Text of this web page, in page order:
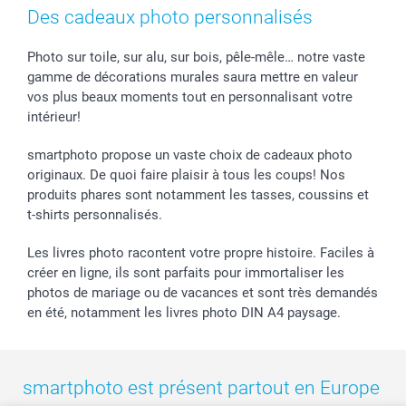
Cadres photo & accessoires déco
Stickers & Etiquettes
Chèque Cadeau
Mentions Légales
Affiliation
Investor Relations
B2B smartbusiness
Fête des Mères
Confirmation ou communion
Mariage
Fête d'anniversaire
Tous les évènements
Tarifs et frais de livraison
Livraison en 48 heures
Modes de Paiement
Identifiez-vous
Statut de ma commande
smarfriends
smartgarantie
smartbonus
Des cadeaux photo personnalisés
Photo sur toile, sur alu, sur bois, pêle-mêle… notre vaste
gamme de décorations murales saura mettre en valeur
vos plus beaux moments tout en personnalisant votre
intérieur!
smartphoto propose un vaste choix de cadeaux photo
originaux. De quoi faire plaisir à tous les coups! Nos
produits phares sont notamment les tasses, coussins et
t-shirts personnalisés.
Les livres photo racontent votre propre histoire. Faciles à
créer en ligne, ils sont parfaits pour immortaliser les
photos de mariage ou de vacances et sont très demandés
en été, notamment les livres photo DIN A4 paysage.
smartphoto est présent partout en Europe